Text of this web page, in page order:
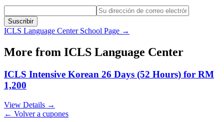
Suscribir
ICLS Language CenterSchool Page →
More from ICLS Language Center
ICLS Intensive Korean 26 Days (52 Hours) for RM
1,200
View Details →
← Volver a cupones